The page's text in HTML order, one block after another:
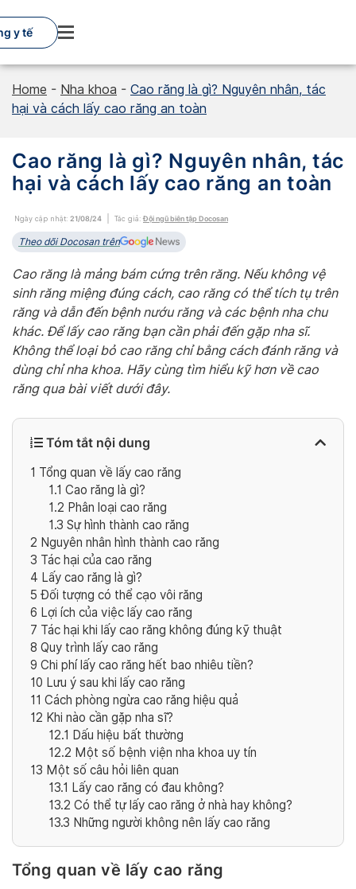
to
content
y tế
Home - Nha khoa - Cao răng là gì? Nguyên nhân, tác
hại và cách lấy cao răng an toàn
Cao răng là gì? Nguyên nhân, tác
hại và cách lấy cao răng an toàn
Ngày cập nhật: 21/08/24 Tác giả: Đội ngũ biên tập Docosan
Theo dõi Docosan trên
Cao răng là mảng bám cứng trên răng. Nếu không vệ
sinh răng miệng đúng cách, cao răng có thể tích tụ trên
răng và dẫn đến bệnh nướu răng và các bệnh nha chu
khác. Để lấy cao răng bạn cần phải đến gặp nha sĩ.
Không thể loại bỏ cao răng chỉ bằng cách đánh răng và
dùng chỉ nha khoa. Hãy cùng tìm hiểu kỹ hơn về cao
răng qua bài viết dưới đây.
Tóm tắt nội dung
1 Tổng quan về lấy cao răng
1.1 Cao răng là gì?
1.2 Phân loại cao răng
1.3 Sự hình thành cao răng
2 Nguyên nhân hình thành cao răng
3 Tác hại của cao răng
4 Lấy cao răng là gì?
5 Đối tượng có thể cạo vôi răng
6 Lợi ích của việc lấy cao răng
7 Tác hại khi lấy cao răng không đúng kỹ thuật
8 Quy trình lấy cao răng
9 Chi phí lấy cao răng hết bao nhiêu tiền?
10 Lưu ý sau khi lấy cao răng
11 Cách phòng ngừa cao răng hiệu quả
12 Khi nào cần gặp nha sĩ?
12.1 Dấu hiệu bất thường
12.2 Một số bệnh viện nha khoa uy tín
13 Một số câu hỏi liên quan
13.1 Lấy cao răng có đau không?
13.2 Có thể tự lấy cao răng ở nhà hay không?
13.3 Những người không nên lấy cao răng
Tổng quan về lấy cao răng